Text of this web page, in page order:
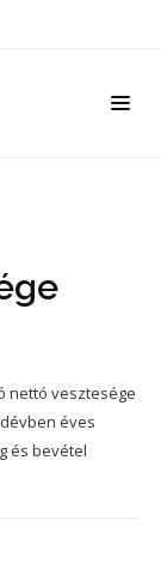
nettó vesztesége
éves
és bevétel